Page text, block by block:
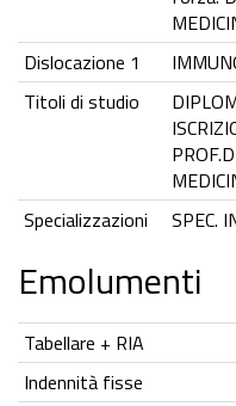
Dislocazione 1
Titoli di studio
Specializzazioni
SPEC.
Emolumenti
Tabellare + RIA
Indennità fisse